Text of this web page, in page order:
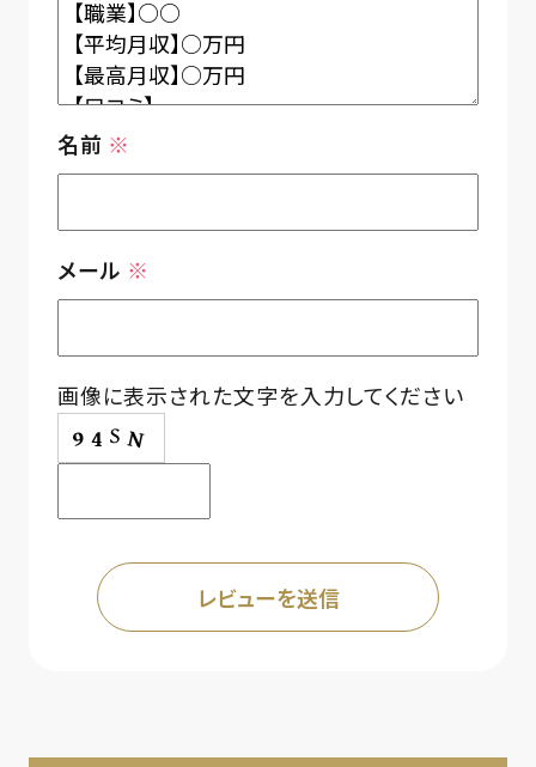
名前 ※
メール ※
画像に表示された文字を入力してください